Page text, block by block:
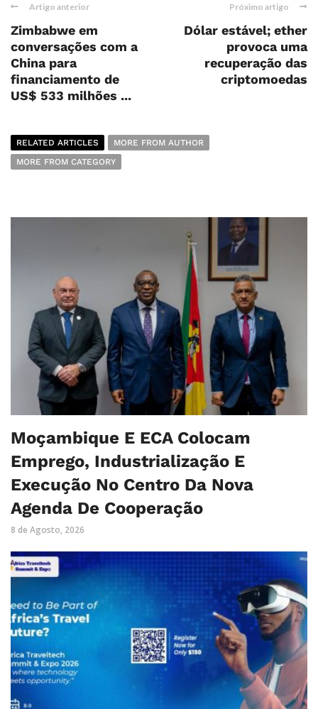
Artigo anterior
Zimbabwe em
conversações com a
China para
financiamento de
US$ 533 milhões ...
Próximo artigo
Dólar estável; ether
provoca uma
recuperação das
criptomoedas
RELATED ARTICLES
MORE FROM AUTHOR
MORE FROM CATEGORY
Moçambique E ECA Colocam
Emprego, Industrialização E
Execução No Centro Da Nova
Agenda De Cooperação
8 de Agosto, 2026